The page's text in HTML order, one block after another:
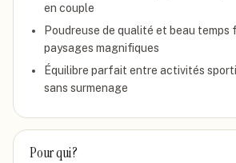
en couple
Poudreuse de qualité et beau temps
paysages magnifiques
Équilibre parfait entre activités
sans surmenage
Pour qui ?